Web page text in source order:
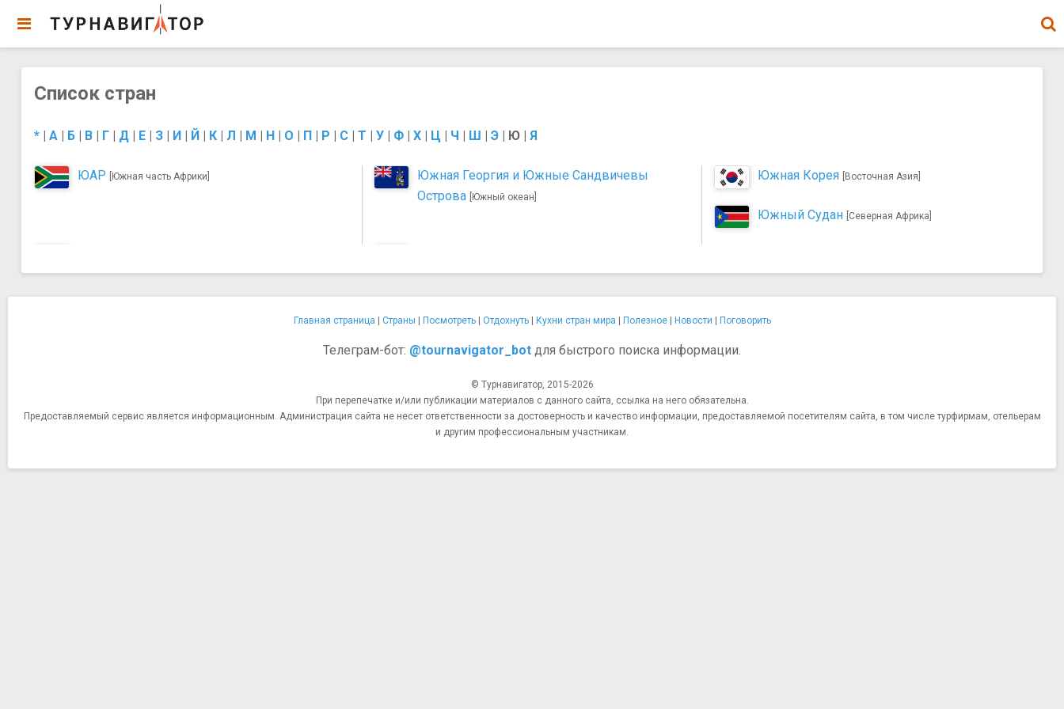
Список стран
* | А | Б | В | Г | Д | Е | З | И | Й | К | Л | М | Н | О | П | Р | С | Т | У | Ф | Х | Ц | Ч | Ш | Э | Ю | Я
ЮАР [Южная часть Африки]
Южная Георгия и Южные Сандвичевы
Острова
[Южный океан]
Южная Корея [Восточная Азия]
Южный Судан [Северная Африка]
Главная страница Страны Посмотреть| Отдохнуть| Кухни стран мира Полезное| Новости Поговорить
Телеграм-бот: @tournavigator_bot для быстрого поиска информации.
© Турнавигатор, 2015-2026
При перепечатке и/или публикации материалов с данного сайта, ссылка на него обязательна.
Предоставляемый сервис является информационным. Администрация сайта не несет ответственности за достоверность и качество информации, предоставляемой посетителям сайта, в том числе турфирмам, отельерам
и другим профессиональным участникам.